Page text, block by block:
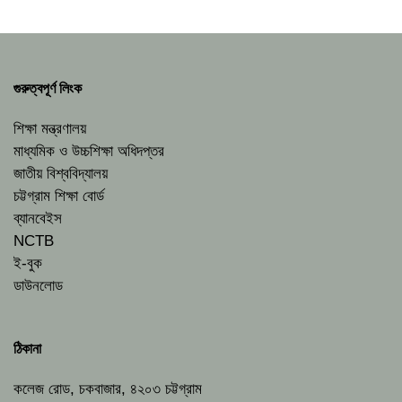
গুরুত্বপূর্ণ লিংক
শিক্ষা মন্ত্রণালয়
মাধ্যমিক ও উচ্চশিক্ষা অধিদপ্তর
জাতীয় বিশ্ববিদ্যালয়
চট্টগ্রাম শিক্ষা বোর্ড
ব্যানবেইস
NCTB
ই-বুক
ডাউনলোড
ঠিকানা
কলেজ রোড, চকবাজার, ৪২০৩ চট্টগ্রাম